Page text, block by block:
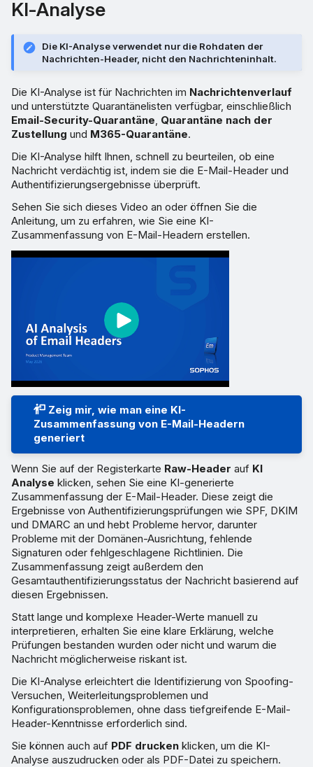
KI-Analyse
Die KI-Analyse verwendet nur die Rohdaten der
Nachrichten-Header, nicht den Nachrichteninhalt.
Die KI-Analyse ist für Nachrichten im Nachrichtenverlauf
und unterstützte Quarantänelisten verfügbar, einschließlich
Email-Security-Quarantäne, Quarantäne nach der
Zustellung und M365-Quarantäne.
Die KI-Analyse hilft Ihnen, schnell zu beurteilen, ob eine
Nachricht verdächtig ist, indem sie die E-Mail-Header und
Authentifizierungsergebnisse überprüft.
Sehen Sie sich dieses Video an oder öffnen Sie die
Anleitung, um zu erfahren, wie Sie eine KI-
Zusammenfassung von E-Mail-Headern erstellen.
Zeig mir, wie man eine KI-
Zusammenfassung von E-Mail-Headern
generiert
Wenn Sie auf der Registerkarte Raw-Header auf KI
Analyse klicken, sehen Sie eine KI-generierte
Zusammenfassung der E-Mail-Header. Diese zeigt die
Ergebnisse von Authentifizierungsprüfungen wie SPF, DKIM
und DMARC an und hebt Probleme hervor, darunter
Probleme mit der Domänen-Ausrichtung, fehlende
Signaturen oder fehlgeschlagene Richtlinien. Die
Zusammenfassung zeigt außerdem den
Gesamtauthentifizierungsstatus der Nachricht basierend auf
diesen Ergebnissen.
Statt lange und komplexe Header-Werte manuell zu
interpretieren, erhalten Sie eine klare Erklärung, welche
Prüfungen bestanden wurden oder nicht und warum die
Nachricht möglicherweise riskant ist.
Die KI-Analyse erleichtert die Identifizierung von Spoofing-
Versuchen, Weiterleitungsproblemen und
Konfigurationsproblemen, ohne dass tiefgreifende E-Mail-
Header-Kenntnisse erforderlich sind.
Sie können auch auf PDF drucken klicken, um die KI-
Analyse auszudrucken oder als PDF-Datei zu speichern.